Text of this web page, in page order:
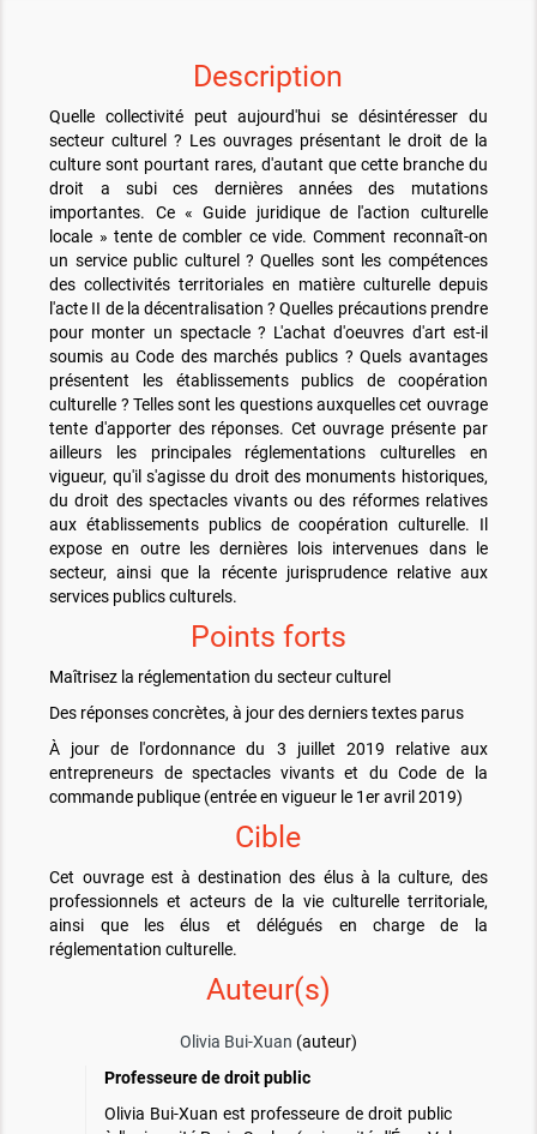
Description
Quelle collectivité peut aujourd'hui se désintéresser du
secteur culturel ? Les ouvrages présentant le droit de la
culture sont pourtant rares, d'autant que cette branche du
droit a subi ces dernières années des mutations
importantes. Ce « Guide juridique de l'action culturelle
locale » tente de combler ce vide. Comment reconnaît-on
un service public culturel ? Quelles sont les compétences
des collectivités territoriales en matière culturelle depuis
l'acte II de la décentralisation ? Quelles précautions prendre
pour monter un spectacle ? L'achat d'oeuvres d'art est-il
soumis au Code des marchés publics ? Quels avantages
présentent les établissements publics de coopération
culturelle ? Telles sont les questions auxquelles cet ouvrage
tente d'apporter des réponses. Cet ouvrage présente par
ailleurs les principales réglementations culturelles en
vigueur, qu'il s'agisse du droit des monuments historiques,
du droit des spectacles vivants ou des réformes relatives
aux établissements publics de coopération culturelle. Il
expose en outre les dernières lois intervenues dans le
secteur, ainsi que la récente jurisprudence relative aux
services publics culturels.
Points forts
Maîtrisez la réglementation du secteur culturel
Des réponses concrètes, à jour des derniers textes parus
À jour de l'ordonnance du 3 juillet 2019 relative aux
entrepreneurs de spectacles vivants et du Code de la
commande publique (entrée en vigueur le 1er avril 2019)
Cible
Cet ouvrage est à destination des élus à la culture, des
professionnels et acteurs de la vie culturelle territoriale,
ainsi que les élus et délégués en charge de la
réglementation culturelle.
Auteur(s)
Olivia Bui-Xuan (auteur)
Professeure de droit public
Olivia Bui-Xuan est professeure de droit public